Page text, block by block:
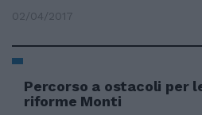
02/04/2017
Percorso a ostacoli per
riforme Monti